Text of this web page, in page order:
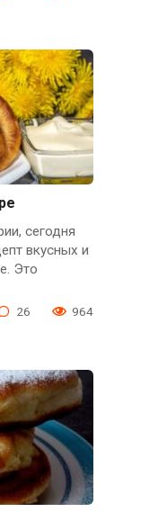
сегодня
вкусных и
Это
26 964